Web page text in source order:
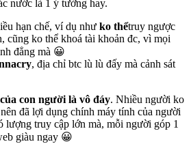
nước là 1 ý tưởng hay.
hạn chế, ví dụ như ko thểtruy ngược
cũng ko thể khoá tài khoản đc, vì mọi
đẳng mà 😀
, địa chỉ btc lù lù đấy mà cảnh sát
con người là vô đáy. Nhiều người ko
đã lợi dụng chính máy tính của người
lượng truy cập lớn mà, mỗi người góp 1
giàu ngay 😀